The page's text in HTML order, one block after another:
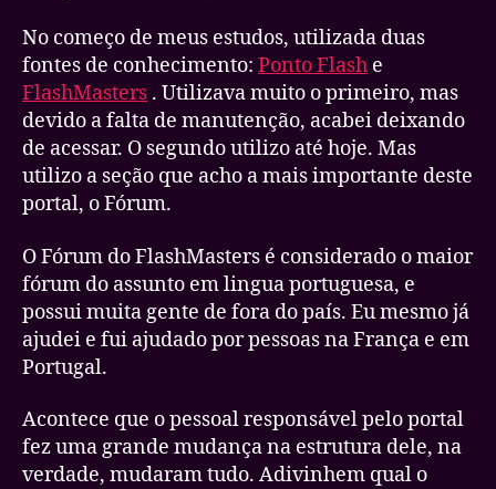
No começo de meus estudos, utilizada duas
fontes de conhecimento: Ponto Flash e
FlashMasters . Utilizava muito o primeiro, mas
devido a falta de manutenção, acabei deixando
de acessar. O segundo utilizo até hoje. Mas
utilizo a seção que acho a mais importante deste
portal, o Fórum.
O Fórum do FlashMasters é considerado o maior
fórum do assunto em lingua portuguesa, e
possui muita gente de fora do país. Eu mesmo já
ajudei e fui ajudado por pessoas na França e em
Portugal.
Acontece que o pessoal responsável pelo portal
fez uma grande mudança na estrutura dele, na
verdade, mudaram tudo. Adivinhem qual o